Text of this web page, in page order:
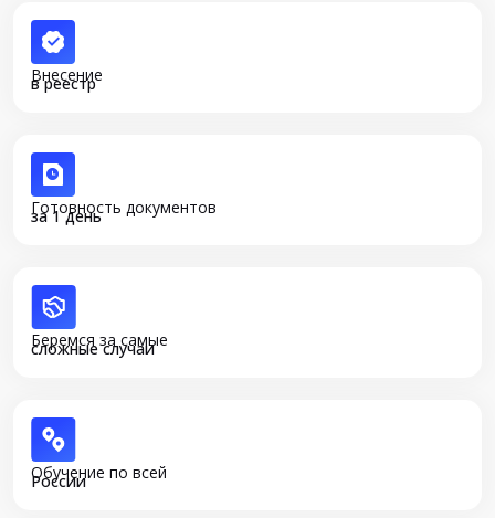
Внесение
в реестр
Готовность документов
за 1 день
Беремся за самые
сложные случаи
Обучение по всей
России